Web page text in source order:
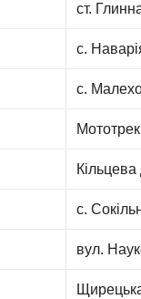
ст.
с.
с.
Мототрек
с.
вул.